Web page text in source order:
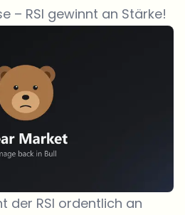
– RSI gewinnt an Stärke!
der RSI ordentlich an